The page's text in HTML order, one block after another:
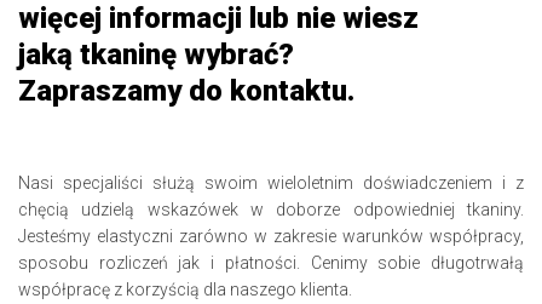
więcej informacji lub nie wiesz
jaką tkaninę wybrać?
Zapraszamy do kontaktu.
Nasi specjaliści służą swoim wieloletnim doświadczeniem i z
chęcią udzielą wskazówek w doborze odpowiedniej tkaniny.
Jesteśmy elastyczni zarówno w zakresie warunków współpracy,
sposobu rozliczeń jak i płatności. Cenimy sobie długotrwałą
współpracę z korzyścią dla naszego klienta.